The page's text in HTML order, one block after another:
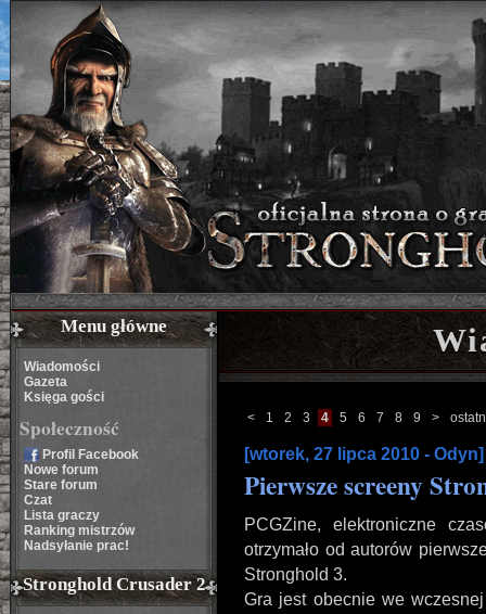
Menu główne
Wiadomości
Gazeta
Księga gości
Społeczność
Profil Facebook
Nowe forum
Stare forum
Czat
Lista graczy
Ranking mistrzów
Nadsyłanie prac!
Stronghold Crusader 2
< 1 2 3 4 5 6 7 8 9 >
[wtorek, 27 lipca 2010 - Odyn]
Pierwsze screeny
PCGZine, elektroniczne
otrzymało od autorów
Stronghold 3.
Gra jest obecnie we